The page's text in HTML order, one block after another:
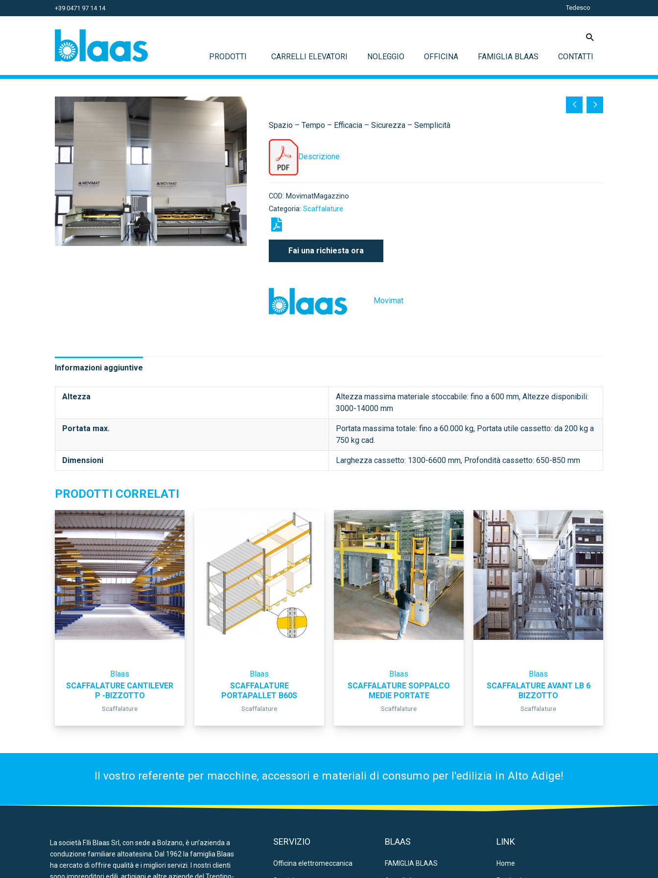
+39 0471 97 14 14 Tedesco
PRODOTTI CARRELLI ELEVATORI NOLEGGIO OFFICINA FAMIGLIA BLAAS CONTATTI
Spazio – Tempo – Efficacia – Sicurezza – Semplicità
Descrizione
COD: MovimatMagazzino
Categoria: Scaffalature
Fai una richiesta ora
Movimat
Informazioni aggiuntive
Altezza
Altezza massima materiale stoccabile: fino a 600 mm, Altezze disponibili:
3000-14000 mm
Portata max.
Portata massima totale: fino a 60.000 kg, Portata utile cassetto: da 200 kg a
750 kg cad.
Dimensioni Larghezza cassetto: 1300-6600 mm, Profondità cassetto: 650-850 mm
PRODOTTI CORRELATI
Blaas
SCAFFALATURE CANTILEVER
P -BIZZOTTO
Scaffalature
Blaas
SCAFFALATURE
PORTAPALLET B60S
Scaffalature
Blaas
SCAFFALATURE SOPPALCO
MEDIE PORTATE
Scaffalature
Blaas
SCAFFALATURE AVANT LB 6
BIZZOTTO
Scaffalature
Il vostro referente per macchine, accessori e materiali di consumo per l'edilizia in Alto Adige!
La società F.lli Blaas Srl, con sede a Bolzano, è un’azienda a
conduzione familiare altoatesina. Dal 1962 la famiglia Blaas
ha cercato di offrire qualità e i migliori servizi. I nostri clienti
SERVIZIO
Officina elettromeccanica
BLAAS
FAMIGLIA BLAAS
LINK
Home